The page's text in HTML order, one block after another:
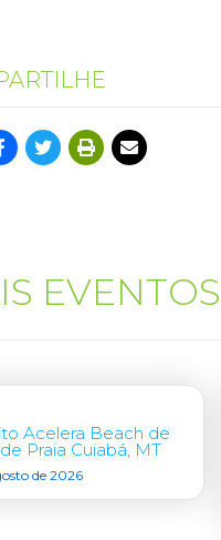
EVENTOS
Acelera Beach de
Praia Cuiabá, MT
de 2026